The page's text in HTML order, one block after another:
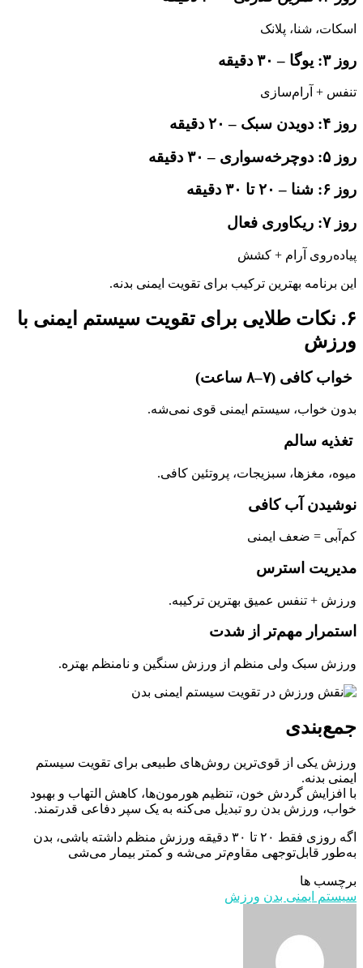
اسکات، شنا، پلانک
روز ۳: یوگا – ۳۰ دقیقه
تنفس + آرام‌سازی
روز ۴: دویدن سبک – ۲۰ دقیقه
روز ۵: دوچرخه‌سواری – ۳۰ دقیقه
روز ۶: شنا – ۲۰ تا ۳۰ دقیقه
روز ۷: ریکاوری فعال
پیاده‌روی آرام + کشش
این برنامه بهترین ترکیب برای تقویت ایمنی بدنه.
۶. نکات طلایی برای تقویت سیستم ایمنی با
ورزش
خواب کافی (۷–۸ ساعت)
بدون خواب، سیستم ایمنی قوی نمی‌شه.
تغذیه سالم
میوه، مغزها، سبزیجات، پروتئین کافی.
نوشیدن آب کافی
کم‌آبی = ضعف ایمنی
مدیریت استرس
ورزش + تنفس عمیق بهترین ترکیبه.
استمرار مهم‌تر از شدت
ورزش سبک ولی منظم از ورزش سنگین و نامنظم بهتره.
جمع‌بندی
ورزش یکی از قوی‌ترین روش‌های طبیعی برای تقویت سیستم
ایمنی بدنه.
با افزایش گردش خون، تنظیم هورمون‌ها، کاهش التهاب و بهبود
خواب، ورزش بدن رو تبدیل می‌کنه به یک سپر دفاعی قدرتمند.
اگه روزی فقط ۲۰ تا ۳۰ دقیقه ورزش منظم داشته باشی، بدن
به‌طور قابل‌توجهی مقاوم‌تر می‌شه و کمتر بیمار می‌شی
برچسب ها
سیستم ایمنی بدن ورزش